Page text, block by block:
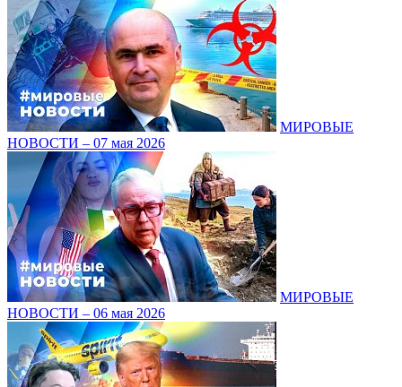
МИРОВЫЕ
НОВОСТИ – 07 мая 2026
МИРОВЫЕ
НОВОСТИ – 06 мая 2026